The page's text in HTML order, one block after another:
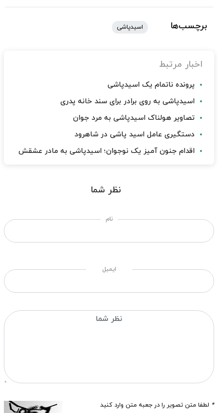
برچسب‌ها اسیدپاشی
اخبار مرتبط
پرونده ناتمام یک اسیدپاشی
اسیدپاشی به روی برادر برای سند خانه پدری
تصاویر هولناک اسیدپاشی به مرد جوان
دستگیری عامل اسید پاشی در شاهرود
اقدام جنون آمیز یک نوجوان؛ اسیدپاشی به مادر عشقش
نظر شما
نام
ایمیل
* لطفا متن تصویر را در جعبه متن وارد کنید